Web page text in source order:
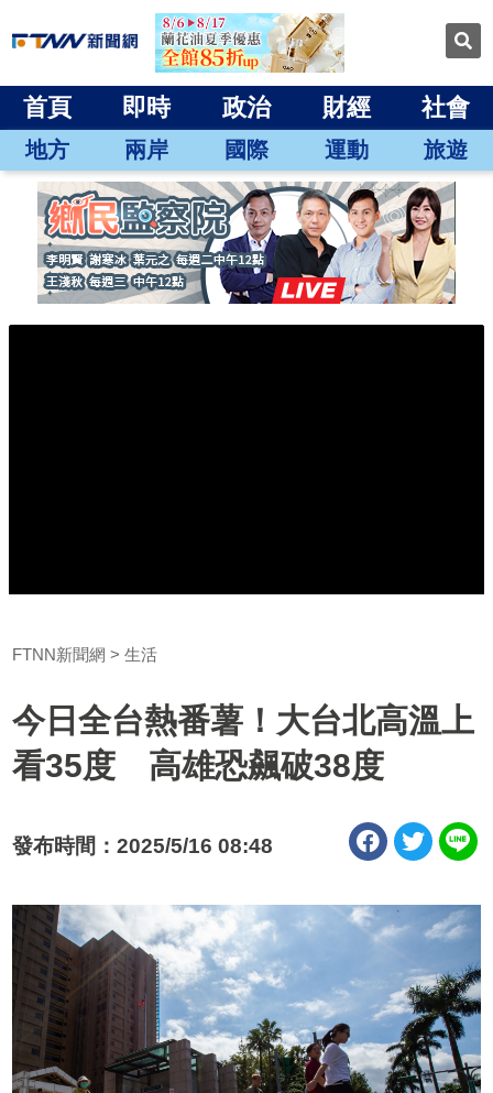
首頁 即時 政治 財經 社會
地方 兩岸 國際 運動 旅遊
FTNN新聞網 生活
今日全台熱番薯！大台北高溫上
看35度 高雄恐飆破38度
發布時間：2025/5/16 08:48